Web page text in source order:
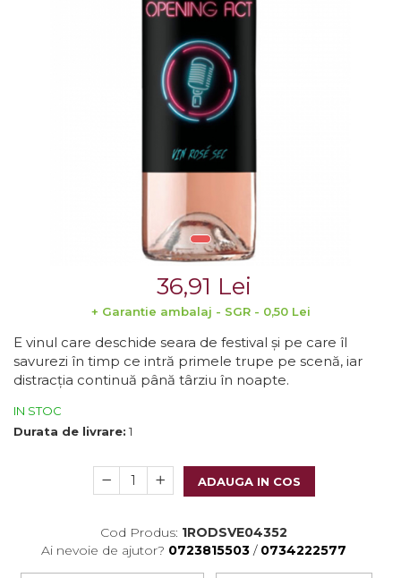
Domeniile La MIGDALI
GRAMOFON Wine
Domeniul BOGDAN
Crama ARAMIC
Crama CORCOVA
Crama PURCARI
Crama HERMEZIU
Grup FRESCOBALDI
VINUL Bikers For Humanity
36,91 Lei
+ Garantie ambalaj - SGR - 0,50 Lei
E vinul care deschide seara de festival și pe care îl
savurezi în timp ce intră primele trupe pe scenă, iar
distracția continuă până târziu în noapte.
IN STOC
Durata de livrare: 1
ADAUGA IN COS
Cod Produs: 1RODSVE04352
Ai nevoie de ajutor? 0723815503 / 0734222577